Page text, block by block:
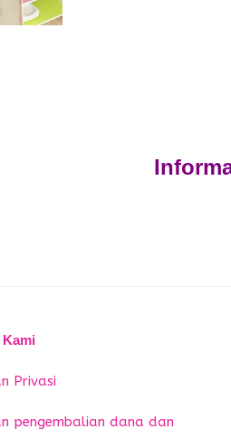
Kami
Privasi
pengembalian dana dan